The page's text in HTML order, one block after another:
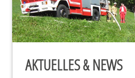
AKTUELLES & NEWS